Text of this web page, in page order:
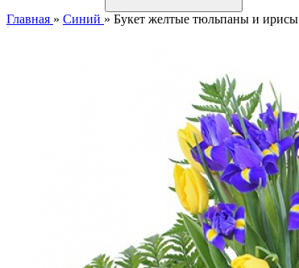
Главная » Синий » Букет желтые тюльпаны и ирисы